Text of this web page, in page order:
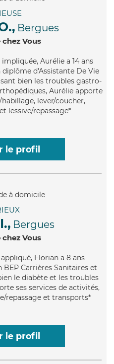
Bergues
Vous
Aurélie a 14 ans
d'Assistante De Vie
bien les troubles gastro-
Aurélie apporte
lever/coucher,
lessive/repassage*
le profil
Bergues
Vous
Florian a 8 ans
BEP Carrières Sanitaires et
le diabète et les troubles
ses services de activités,
repassage et transports*
le profil